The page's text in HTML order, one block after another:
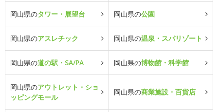
岡山県のタワー・展望台 岡山県の公園
岡山県のアスレチック 岡山県の温泉・スパリゾート
岡山県の道の駅・SA/PA 岡山県の博物館・科学館
岡山県のアウトレット・ショ
ッピングモール
岡山県の商業施設・百貨店